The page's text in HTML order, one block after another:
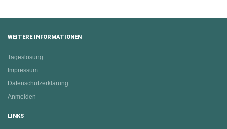
WEITERE INFORMATIONEN
Tageslosung
Impressum
Datenschutzerklärung
Anmelden
LINKS